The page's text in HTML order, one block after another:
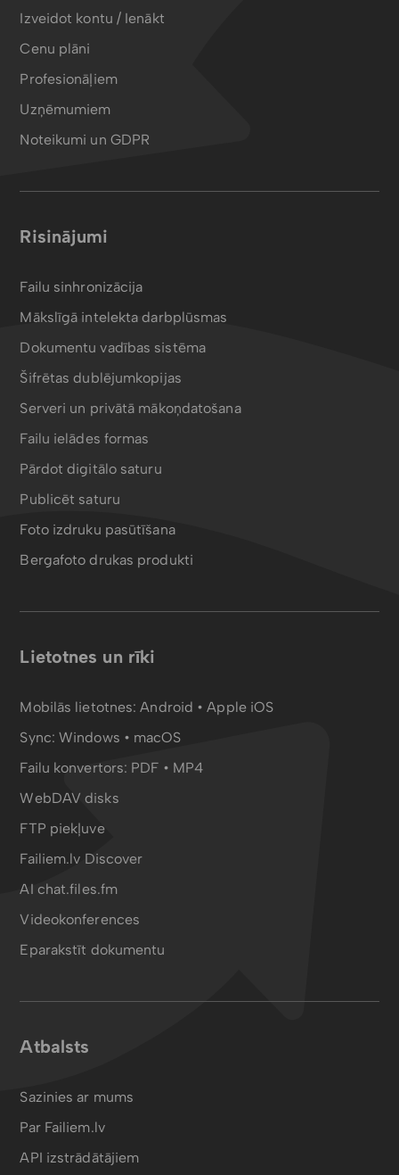
Izveidot kontu / Ienākt
Cenu plāni
Profesionāļiem
Uzņēmumiem
Noteikumi un GDPR
Risinājumi
Failu sinhronizācija
Mākslīgā intelekta darbplūsmas
Dokumentu vadības sistēma
Šifrētas dublējumkopijas
Serveri un privātā mākoņdatošana
Failu ielādes formas
Pārdot digitālo saturu
Publicēt saturu
Foto izdruku pasūtīšana
Bergafoto drukas produkti
Lietotnes un rīki
Mobilās lietotnes:Android •Apple iOS
Sync:Windows • macOS
Failu konvertors: PDF • MP4
WebDAV disks
FTP piekļuve
Failiem.lv Discover
AI chat.files.fm
Videokonferences
Eparakstīt dokumentu
Atbalsts
Sazinies ar mums
Par Failiem.lv
API izstrādātājiem